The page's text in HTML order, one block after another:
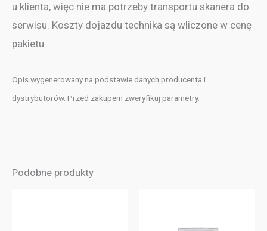
u klienta, więc nie ma potrzeby transportu skanera do
serwisu. Koszty dojazdu technika są wliczone w cenę
pakietu.
Opis wygenerowany na podstawie danych producenta i
dystrybutorów. Przed zakupem zweryfikuj parametry.
Podobne produkty